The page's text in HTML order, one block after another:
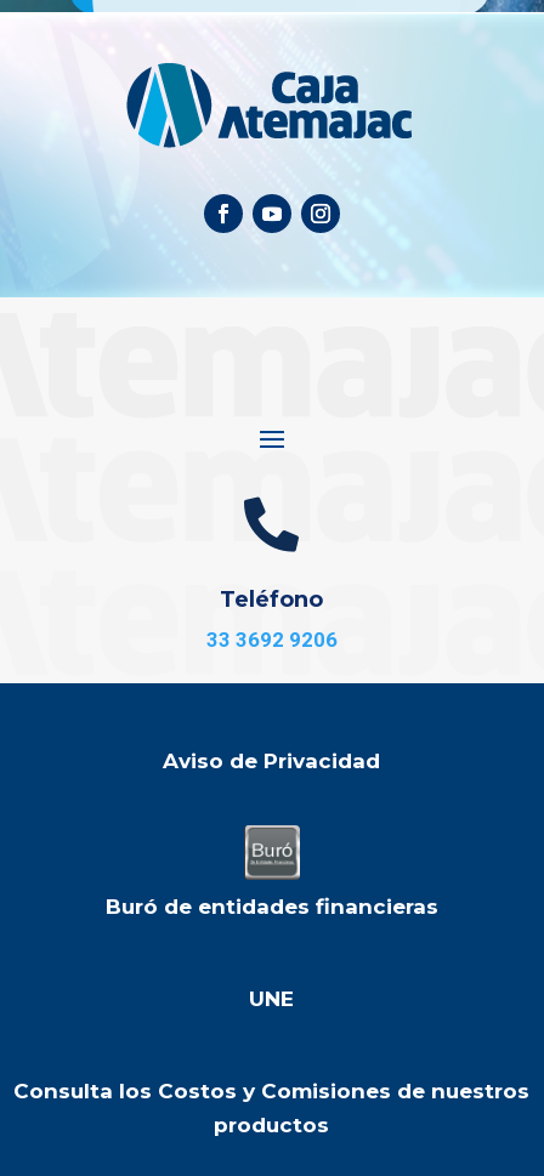

Teléfono
33 3692 9206
Aviso de Privacidad
Buró de entidades financieras
UNE
Consulta los Costos y Comisiones de nuestros
productos